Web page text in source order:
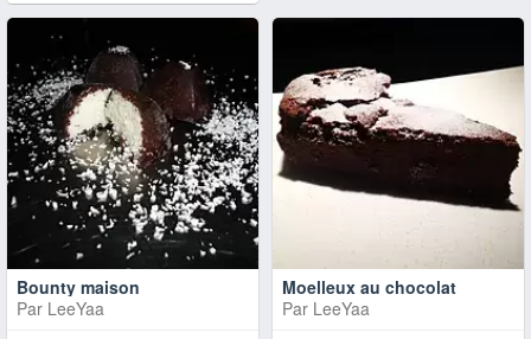
Bounty maison
Par LeeYaa
Moelleux au chocolat
Par LeeYaa